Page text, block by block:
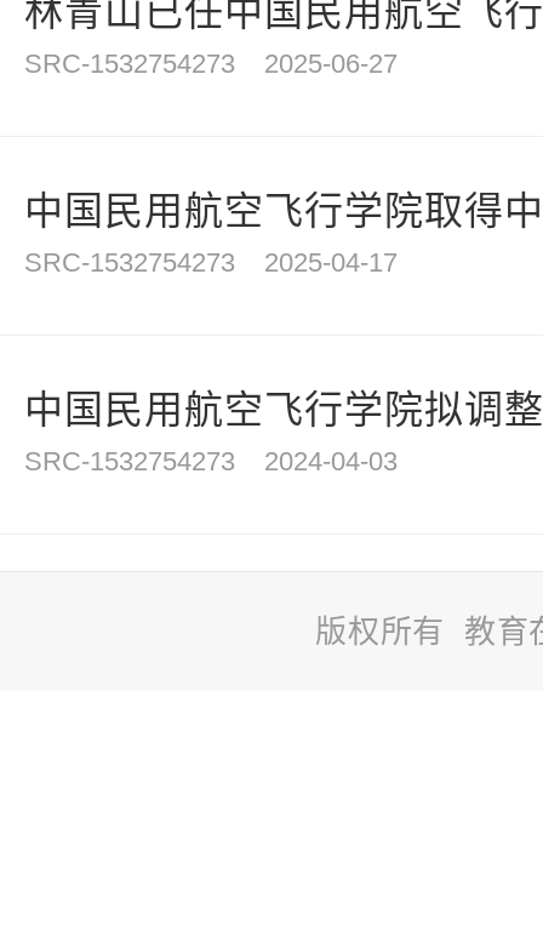
林青山已任中国民用航空飞
SRC-1532754273 2025-06-27
中国民用航空飞行学院取得
SRC-1532754273 2025-04-17
中国民用航空飞行学院拟调
SRC-1532754273 2024-04-03
版权所有 教育